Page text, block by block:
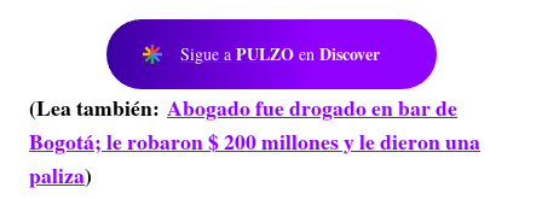
Sigue a PULZO en Discover
(Lea también: Abogado fue drogado en bar de
Bogotá; le robaron $ 200 millones y le dieron una
paliza)